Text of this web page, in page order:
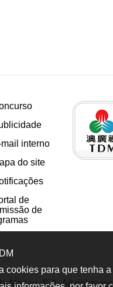
mail interno
do site
de
de
Macau, S.A. All rights
cookies para que tenha